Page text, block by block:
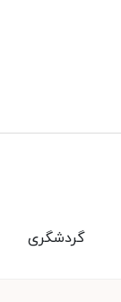
گردشگری